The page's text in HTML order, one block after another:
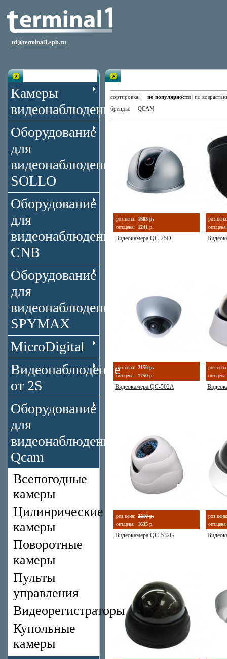
td@terminal1.spb.ru
Камеры
видеонаблюдения
Оборудование
для
видеонаблюдения
SOLLO
Оборудование
для
видеонаблюдения
CNB
Оборудование
для
видеонаблюдения
SPYMAX
MicroDigital
Видеонаблюдение
от 2S
Оборудование
для
видеонаблюдения
Qcam
Всепогодные
камеры
Цилинрические
камеры
Поворотные
камеры
Пульты
управления
Видеорегистраторы
Купольные
камеры
сортировка: по популярности | по
бренды: QCAM
роз.цена: 1683 р.
опт.цена:
1241 р.
Видеокамера QC-25D
роз.цена:
опт.цена:
роз.цена: 2150 р.
опт.цена:
1750 р.
Видеокамера QC-502A
роз.цена:
опт.цена:
роз.цена: 2210 р.
опт.цена:
1635 р.
Видеокамера QC-532G
роз.цена:
опт.цена: